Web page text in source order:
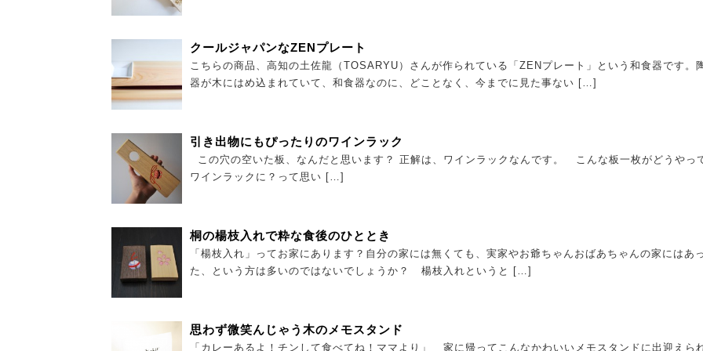
クールジャパンなZENプレート
こちらの商品、高知の土佐龍（TOSARYU）さんが作られている「ZENプレート」という和食器です。
器が木にはめ込まれていて、和食器なのに、どことなく、今までに見た事ない […]
引き出物にもぴったりのワインラック
この穴の空いた板、なんだと思います？ 正解は、ワインラックなんです。 こんな板一枚がどうやっ
ワインラックに？って思い […]
桐の楊枝入れで粋な食後のひととき
「楊枝入れ」ってお家にあります？自分の家には無くても、実家やお爺ちゃんおばあちゃんの家にはあっ
た、という方は多いのではないでしょうか？ 楊枝入れというと […]
思わず微笑んじゃう木のメモスタンド
「カレーあるよ！チンして食べてね！ママより」 家に帰ってこんなかわいいメモスタンドに出迎えら